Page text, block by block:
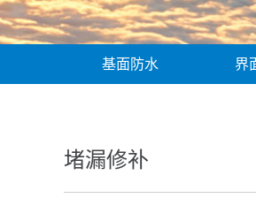
基面防水 界
堵漏修补